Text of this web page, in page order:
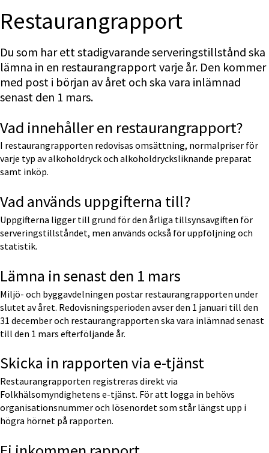
Restaurang­rapport
Du som har ett stadigvarande serveringstillstånd ska
lämna in en restaurangrapport varje år. Den kommer
med post i början av året och ska vara inlämnad
senast den 1 mars.
Vad innehåller en restaurangrapport?
I restaurangrapporten redovisas omsättning, normalpriser för
varje typ av alkoholdryck och alkoholdrycksliknande preparat
samt inköp.
Vad används uppgifterna till?
Uppgifterna ligger till grund för den årliga tillsynsavgiften för
serveringstillståndet, men används också för uppföljning och
statistik.
Lämna in senast den 1 mars
Miljö- och byggavdelningen postar restaurangrapporten under
slutet av året. Redovisningsperioden avser den 1 januari till den
31 december och restaurangrapporten ska vara inlämnad senast
till den 1 mars efterföljande år.
Skicka in rapporten via e-tjänst
Restaurangrapporten registreras direkt via
Folkhälsomyndighetens e-tjänst. För att logga in behövs
organisationsnummer och lösenordet som står längst upp i
högra hörnet på rapporten.